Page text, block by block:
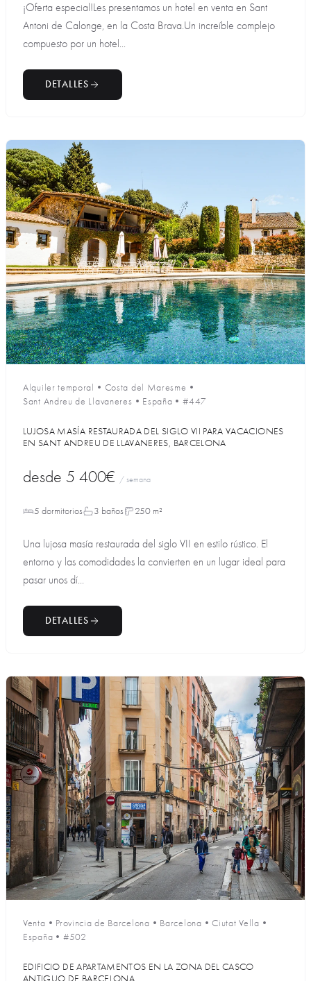
¡Oferta especial!Les presentamos un hotel en venta en Sant
Antoni de Calonge, en la Costa Brava.Un increíble complejo
compuesto por un hotel...
DETALLES
Alquiler temporal • Costa del Maresme •
Sant Andreu de Llavaneres • España •#447
LUJOSA MASÍA RESTAURADA DEL SIGLO VII PARA VACACIONES
EN SANT ANDREU DE LLAVANERES, BARCELONA
desde 5 400€ / semana
5 dormitorios 3 baños 250 m²
Una lujosa masía restaurada del siglo VII en estilo rústico. El
entorno y las comodidades la convierten en un lugar ideal para
pasar unos dí...
DETALLES
Venta • Provincia de Barcelona • Barcelona •Ciutat Vella •
España • #502
EDIFICIO DE APARTAMENTOS EN LA ZONA DEL CASCO
ANTIGUO DE BARCELONA